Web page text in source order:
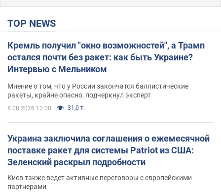
TOP NEWS
Кремль получил "окно возможностей", а Трамп
остался почти без ракет: как быть Украине?
Интервью с Мельником
Мнение о том, что у России закончатся баллистические
ракеты, крайне опасно, подчеркнул эксперт
8.08.2026 12:00 31,0 т.
Украина заключила соглашения о ежемесячной
поставке ракет для системы Patriot из США:
Зеленский раскрыл подробности
Киев также ведет активные переговоры с европейскими
партнерами